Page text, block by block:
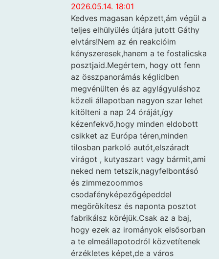
2026.05.14. 18:01
Kedves magasan képzett,ám végül a
teljes elhülyülés útjára jutott Gáthy
elvtárs!Nem az én reakcióim
kényszeresek,hanem a te fostalicska
posztjaid.Megértem, hogy ott fenn
az összpanorámás kéglidben
megvénülten és az agylágyuláshoz
közeli állapotban nagyon szar lehet
kitölteni a nap 24 óráját,így
kézenfekvő,hogy minden eldobott
csikket az Európa téren,minden
tilosban parkoló autót,elszáradt
virágot , kutyaszart vagy bármit,ami
neked nem tetszik,nagyfelbontásó
és zimmezoommos
csodafényképezőgépeddel
megörökítesz és naponta posztot
fabrikálsz köréjük.Csak az a baj,
hogy ezek az irományok elsősorban
a te elmeállapotodról közvetítenek
érzékletes képet,de a város